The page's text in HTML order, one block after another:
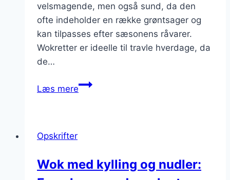
velsmagende, men også sund, da den
ofte indeholder en række grøntsager og
kan tilpasses efter sæsonens råvarer.
Wokretter er ideelle til travle hverdage, da
de…
Læs mereWok
smagsgiver
Opskrifter
Wok med kylling og nudler: